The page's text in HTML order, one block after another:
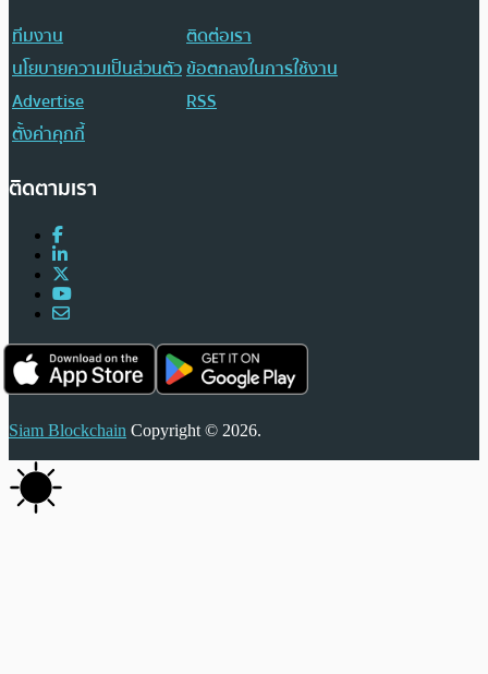
ทีมงาน
ติดต่อเรา
นโยบายความเป็นส่วนตัวข้อตกลงในการใช้งาน
Advertise
RSS
ตั้งค่าคุกกี้
ติดตามเรา
Siam Blockchain Copyright © 2026.